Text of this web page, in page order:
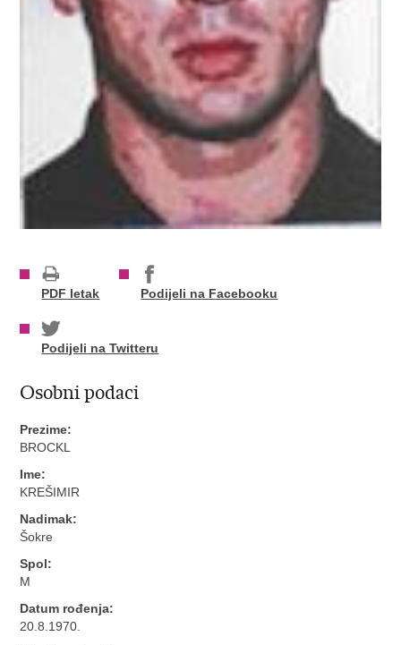
PDF letak Podijeli na Facebooku
Podijeli na Twitteru
Osobni podaci
Prezime:
BROCKL
Ime:
KREŠIMIR
Nadimak:
Šokre
Spol:
M
Datum rođenja:
20.8.1970.